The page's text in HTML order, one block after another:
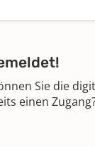
Sie die
einen